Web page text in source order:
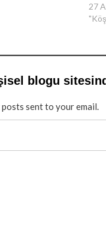
27
blogu
sent to your email.